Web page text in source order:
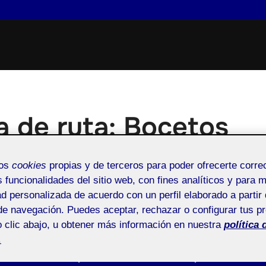
de ruta: Bocetos
Publicado
el
26 abril, 2026
espaciales - Aula 1 Pública
cookies propias y de terceros para poder ofrecerte
funcionalidades del sitio web, con fines analíticos y para
personalizada de acuerdo con un perfil elaborado a partir
navegación. Puedes aceptar, rechazar o configurar tus
clic abajo, u obtener más información en nuestra política